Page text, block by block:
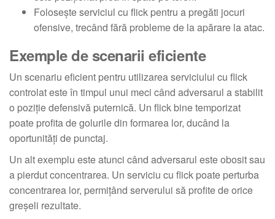
Folosește serviciul cu flick pentru a pregăti jocuri
ofensive, trecând fără probleme de la apărare la atac.
Exemple de scenarii eficiente
Un scenariu eficient pentru utilizarea serviciului cu flick
controlat este în timpul unui meci când adversarul a stabilit
o poziție defensivă puternică. Un flick bine temporizat
poate profita de golurile din formarea lor, ducând la
oportunități de punctaj.
Un alt exemplu este atunci când adversarul este obosit sau
a pierdut concentrarea. Un serviciu cu flick poate perturba
concentrarea lor, permițând serverului să profite de orice
greșeli rezultate.